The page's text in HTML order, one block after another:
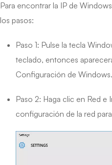
Para encontrar la IP de
los pasos:
Paso 1: Pulse la tecla
teclado, entonces
Configuración de Windows.
Paso 2: Haga clic en Red e
configuración de la red